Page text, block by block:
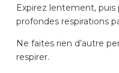
Expirez lentement,
profondes respirations
Ne faites rien d’autre
respirer.